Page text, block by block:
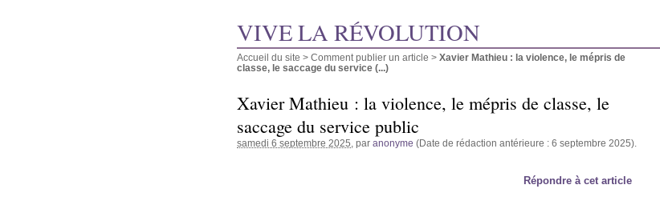
VIVE LA RÉVOLUTION
Accueil du site > Comment publier un article > Xavier Mathieu : la violence, le mépris de
classe, le saccage du service (...)
Xavier Mathieu : la violence, le mépris de classe, le
saccage du service public
samedi 6 septembre 2025 , par anonyme (Date de rédaction antérieure : 6 septembre 2025).
Répondre à cet article